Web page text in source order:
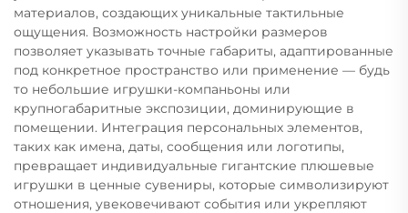
материалов, создающих уникальные тактильные
ощущения. Возможность настройки размеров
позволяет указывать точные габариты, адаптированные
под конкретное пространство или применение — будь
то небольшие игрушки-компаньоны или
крупногабаритные экспозиции, доминирующие в
помещении. Интеграция персональных элементов,
таких как имена, даты, сообщения или логотипы,
превращает индивидуальные гигантские плюшевые
игрушки в ценные сувениры, которые символизируют
отношения, увековечивают события или укрепляют